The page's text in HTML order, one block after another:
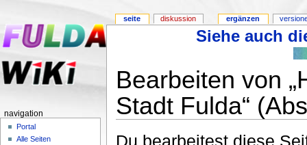
Siehe auch
Bearbeiten von
Stadt Fulda“
seite diskussion ergänzen
navigation
Portal
Alle Seiten